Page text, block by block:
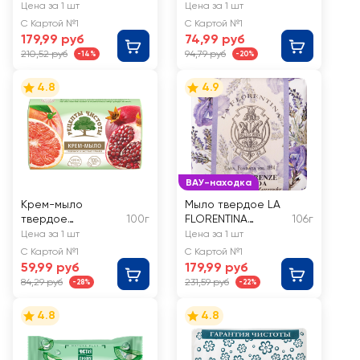
Фруктовые сады
Гранат и красный
виноград
Цена за 1 шт
С Картой №1
179,99 руб
210,52 руб -14%
Свежесть океана
Цена за 1 шт
С Картой №1
74,99 руб
94,79 руб -20%
4.8
Крем-мыло
твердое
туалетное
РЕЦЕПТЫ ЧИСТОТЫ
Грейпфрут и
экстракт граната
100г
Цена за 1 шт
С Картой №1
59,99 руб
84,29 руб -28%
ВАУ-находка
4.9
Мыло твердое LA
FLORENTINA
Фруктовые сады
Флорентийский
ирис и лаванда
106г
Цена за 1 шт
С Картой №1
179,99 руб
231,59 руб -22%
4.8 4.8